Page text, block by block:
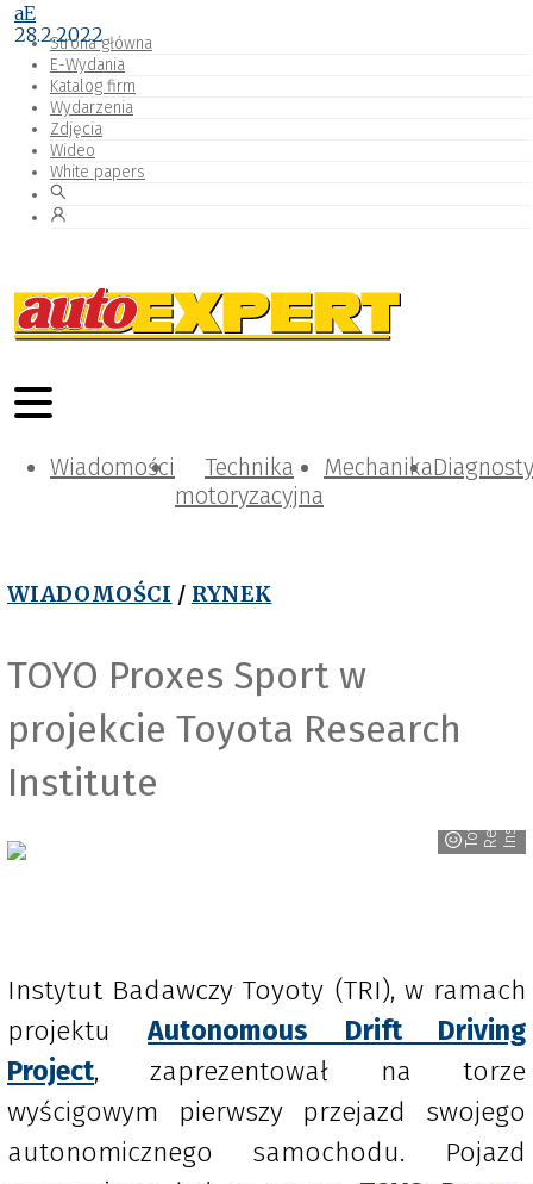
Strona główna
E-Wydania
Katalog firm
Wydarzenia
Zdjęcia
Wideo
White papers
Wiadomości
Technika
motoryzacyjna
Mechanika
WIADOMOŚCI / RYNEK
TOYO Proxes Sport w
projekcie Toyota Research
Institute
T
o
y
o
t
a
R
e
s
e
a
r c
h
I
n
s
t
i
t
u
t e
aE
28.2.2022
Instytut Badawczy Toyoty (TRI), w ramach
projektuAutonomous Drift Driving
Project, zaprezentował na torze
wyścigowym pierwszy przejazd swojego
autonomicznego samochodu. Pojazd